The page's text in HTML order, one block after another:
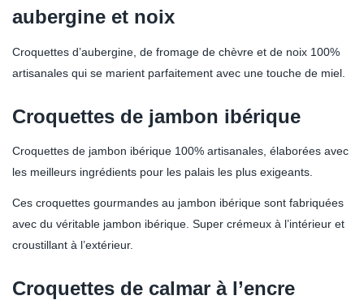
aubergine et noix
Croquettes d’aubergine, de fromage de chèvre et de noix 100%
artisanales qui se marient parfaitement avec une touche de miel.
Croquettes de jambon ibérique
Croquettes de jambon ibérique 100% artisanales, élaborées avec
les meilleurs ingrédients pour les palais les plus exigeants.
Ces croquettes gourmandes au jambon ibérique sont fabriquées
avec du véritable jambon ibérique. Super crémeux à l’intérieur et
croustillant à l’extérieur.
Croquettes de calmar à l’encre